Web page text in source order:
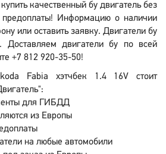
качественный бу двигатель без
Информацию о наличии
или оставить заявку. Двигатели бу
Доставляем двигатели бу по всей
+7 812 920-35-50!
Fabia хэтчбек 1.4 16V стоит
для ГИБДД
из Европы
на любые автомобили